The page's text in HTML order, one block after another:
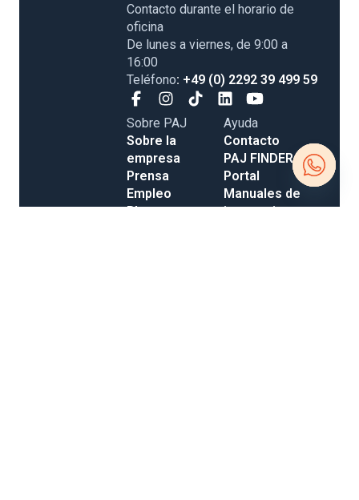
Contacto durante el horario de
oficina
De lunes a viernes, de 9:00 a
16:00
Teléfono: +49 (0) 2292 39 499 59
Sobre PAJ
Sobre la
empresa
Prensa
Empleo
Blog
Ayuda
Contacto
PAJ FINDER
Portal
Manuales de
instrucciones